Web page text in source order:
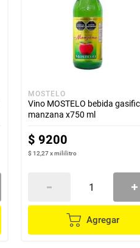
MOSTELO
Vino MOSTELO bebida
manzana x750 ml
$ 9200
$ 12,27xmililitro
Agregar